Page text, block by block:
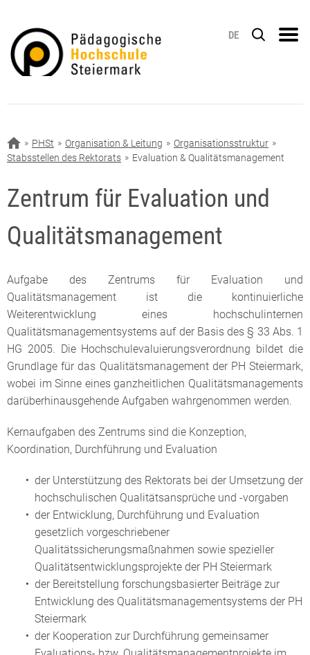
DE
PHSt Organisation & Leitung
Organisationsstruktur
Stabsstellen des Rektorats
Evaluation & Qualitätsmanagement
Zentrum für Evaluation und
Qualitätsmanagement
Aufgabe des Zentrums für Evaluation und
Qualitätsmanagement ist die kontinuierliche
Weiterentwicklung eines hochschulinternen
Qualitätsmanagementsystems auf der Basis des § 33 Abs. 1
HG 2005. Die Hochschulevaluierungsverordnung bildet die
Grundlage für das Qualitätsmanagement der PH Steiermark,
wobei im Sinne eines ganzheitlichen Qualitätsmanagements
darüberhinausgehende Aufgaben wahrgenommen werden.
Kernaufgaben des Zentrums sind die Konzeption,
Koordination, Durchführung und Evaluation
der Unterstützung des Rektorats bei der Umsetzung der
hochschulischen Qualitätsansprüche und -vorgaben
der Entwicklung, Durchführung und Evaluation
gesetzlich vorgeschriebener
Qualitätssicherungsmaßnahmen sowie spezieller
Qualitätsentwicklungsprojekte der PH Steiermark
der Bereitstellung forschungsbasierter Beiträge zur
Entwicklung des Qualitätsmanagementsystems der PH
Steiermark
der Kooperation zur Durchführung gemeinsamer